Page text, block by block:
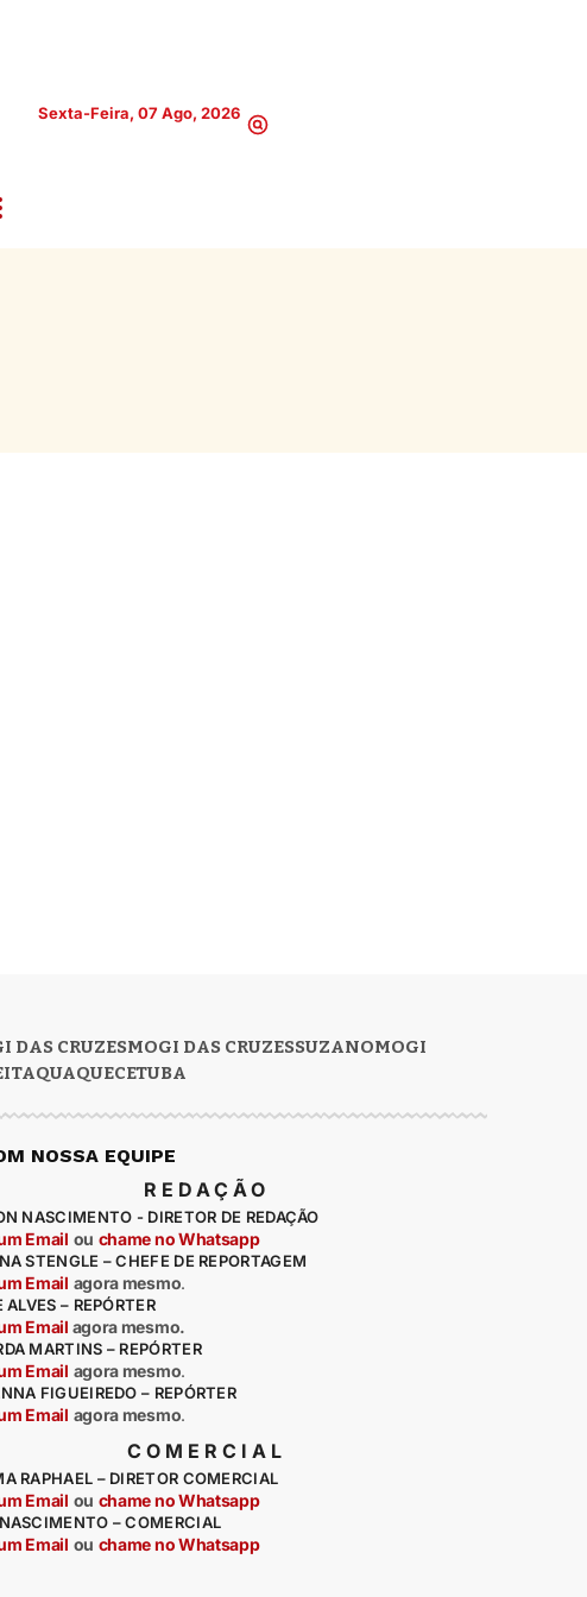
Sexta-Feira, 07 Ago, 2026
DAS CRUZESMOGI DAS CRUZESSUZANOMOGI
ITAQUAQUECETUBA
NOSSA EQUIPE
REDAÇÃO
NASCIMENTO - DIRETOR DE REDAÇÃO
Email ou chame no Whatsapp
STENGLE – CHEFE DE REPORTAGEM
Email agora mesmo.
ALVES – REPÓRTER
Email agora mesmo.
MARTINS – REPÓRTER
Email agora mesmo.
FIGUEIREDO – REPÓRTER
Email agora mesmo.
COMERCIAL
RAPHAEL – DIRETOR COMERCIAL
Email ou chame no Whatsapp
– COMERCIAL
Email ou chame no Whatsapp